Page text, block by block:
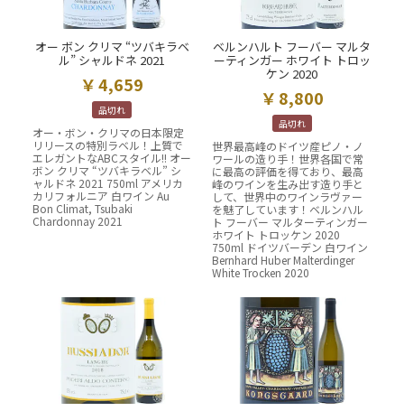
オー ボン クリマ “ツバキラベ
ル” シャルドネ 2021
4,659
品切れ
オー・ボン・クリマの日本限定
リリースの特別ラベル！上質で
エレガントなABCスタイル!! オー
ボン クリマ “ツバキラベル” シ
ャルドネ 2021 750ml アメリカ
カリフォルニア 白ワイン Au
Bon Climat, Tsubaki
Chardonnay 2021
ベルンハルト フーバー マルタ
ーティンガー ホワイト トロッ
ケン 2020
8,800
品切れ
世界最高峰のドイツ産ピノ・ノ
ワールの造り手！世界各国で常
に最高の評価を得ており、最高
峰のワインを生み出す造り手と
して、世界中のワインラヴァー
を魅了しています！ベルンハル
ト フーバー マルターティンガー
ホワイト トロッケン 2020
750ml ドイツバーデン 白ワイン
Bernhard Huber Malterdinger
White Trocken 2020